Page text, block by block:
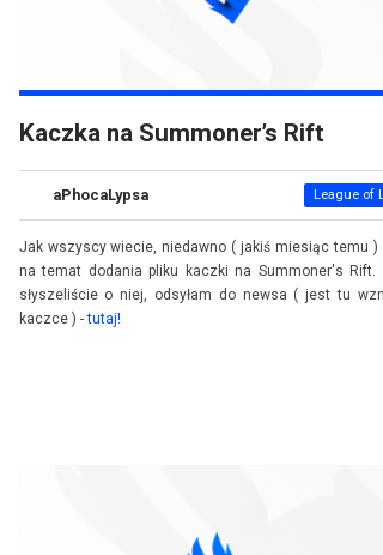
Kaczka na Summoner’s Rift
aPhocaLypsa League of
Jak wszyscy wiecie, niedawno ( jakiś miesiąc temu )
na temat dodania pliku kaczki na Summoner's Rift.
słyszeliście o niej, odsyłam do newsa ( jest tu
kaczce ) -tutaj!